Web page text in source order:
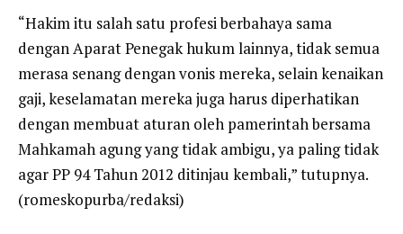
“Hakim itu salah satu profesi berbahaya sama
dengan Aparat Penegak hukum lainnya, tidak semua
merasa senang dengan vonis mereka, selain kenaikan
gaji, keselamatan mereka juga harus diperhatikan
dengan membuat aturan oleh pamerintah bersama
Mahkamah agung yang tidak ambigu, ya paling tidak
agar PP 94 Tahun 2012 ditinjau kembali,” tutupnya.
(romeskopurba/redaksi)